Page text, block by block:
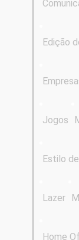
Edição
Jogos
Estilo
Lazer
Home